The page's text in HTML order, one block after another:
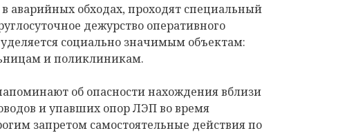
аварийных обходах, проходят специальный
дежурство оперативного
социально значимым объектам:
и поликлиникам.
об опасности нахождения вблизи
и упавших опор ЛЭП во время
запретом самостоятельные действия по